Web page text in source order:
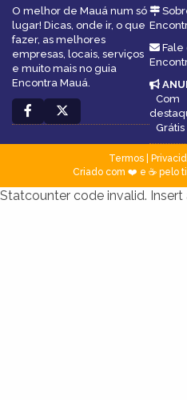
O melhor de Mauá num só
lugar! Dicas, onde ir, o que
fazer, as melhores
empresas, locais, serviços
e muito mais no guia
Encontra Mauá.
Fale
Com
Grátis
Termos|
Criado com ❤️ e ☕ pelo
Statcounter code invalid. Insert